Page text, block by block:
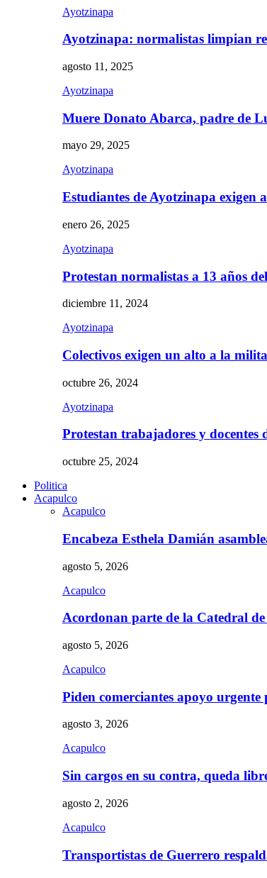
Ayotzinapa
Ayotzinapa: normalistas limpian
agosto 11, 2025
Ayotzinapa
Muere Donato Abarca, padre de
mayo 29, 2025
Ayotzinapa
Estudiantes de Ayotzinapa exigen
enero 26, 2025
Ayotzinapa
Protestan normalistas a 13 años
diciembre 11, 2024
Ayotzinapa
Colectivos exigen un alto a la
octubre 26, 2024
Ayotzinapa
Protestan trabajadores y
octubre 25, 2024
Politica
Acapulco
Acapulco
Encabeza Esthela Damián
agosto 5, 2026
Acapulco
Acordonan parte de la Catedral
agosto 5, 2026
Acapulco
Piden comerciantes apoyo
agosto 3, 2026
Acapulco
Sin cargos en su contra, queda
agosto 2, 2026
Acapulco
Transportistas de Guerrero